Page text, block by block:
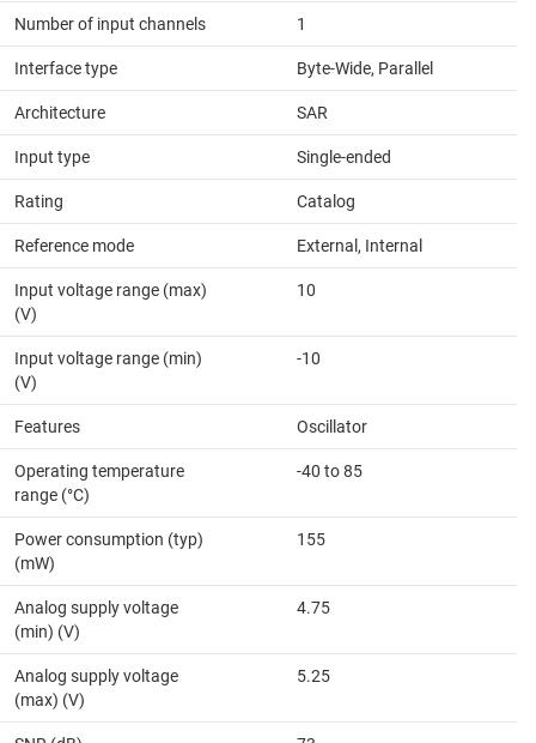
Number of input channels 1
Interface type Byte-Wide, Parallel
Architecture SAR
Input type Single-ended
Rating Catalog
Reference mode External, Internal
Input voltage range (max)
(V)
10
Input voltage range (min)
(V)
-10
Features Oscillator
Operating temperature
range (°C)
-40 to 85
Power consumption (typ)
(mW)
155
Analog supply voltage
(min) (V)
4.75
Analog supply voltage
(max) (V)
5.25